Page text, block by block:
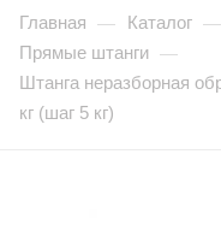
Главная — Каталог —
Прямые штанги —
Штанга неразборная
кг (шаг 5 кг)